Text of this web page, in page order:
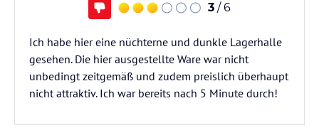
3 / 6
Ich habe hier eine nüchterne und dunkle Lagerhalle
gesehen. Die hier ausgestellte Ware war nicht
unbedingt zeitgemäß und zudem preislich überhaupt
nicht attraktiv. Ich war bereits nach 5 Minute durch!